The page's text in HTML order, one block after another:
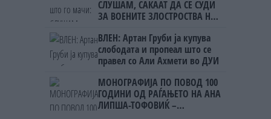
СЛУШАМ, САКААТ ДА СЕ СУДИ
ЗА ВОЕНИТЕ ЗЛОСТРОСТВА НА
ВЛЕН: Артан Груби ја купува
слободата и пропеал што се
правел со Али Ахмети во ДУИ
МОНОГРАФИЈА ПО ПОВОД 100
ГОДИНИ ОД РАЃАЊЕТО НА АНА
ЛИПША-ТОФОВИЌ –